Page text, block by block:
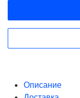
Описание